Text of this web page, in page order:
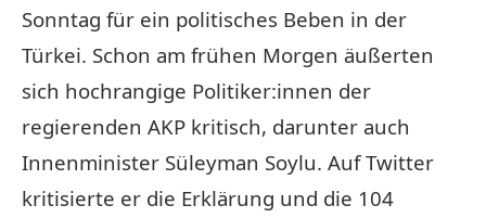
Sonntag für ein politisches Beben in der
Türkei. Schon am frühen Morgen äußerten
sich hochrangige Politiker:innen der
regierenden AKP kritisch, darunter auch
Innenminister Süleyman Soylu. Auf Twitter
kritisierte er die Erklärung und die 104